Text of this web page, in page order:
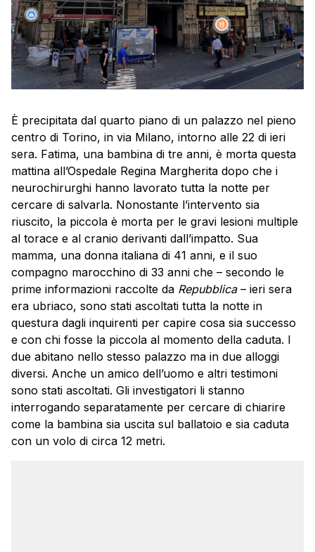
È precipitata dal quarto piano di un palazzo nel pieno
centro di Torino, in via Milano, intorno alle 22 di ieri
sera. Fatima, una bambina di tre anni, è morta questa
mattina all’Ospedale Regina Margherita dopo che i
neurochirurghi hanno lavorato tutta la notte per
cercare di salvarla. Nonostante l’intervento sia
riuscito, la piccola è morta per le gravi lesioni multiple
al torace e al cranio derivanti dall’impatto. Sua
mamma, una donna italiana di 41 anni, e il suo
compagno marocchino di 33 anni che – secondo le
prime informazioni raccolte da Repubblica– ieri sera
era ubriaco, sono stati ascoltati tutta la notte in
questura dagli inquirenti per capire cosa sia successo
e con chi fosse la piccola al momento della caduta. I
due abitano nello stesso palazzo ma in due alloggi
diversi. Anche un amico dell’uomo e altri testimoni
sono stati ascoltati. Gli investigatori li stanno
interrogando separatamente per cercare di chiarire
come la bambina sia uscita sul ballatoio e sia caduta
con un volo di circa 12 metri.